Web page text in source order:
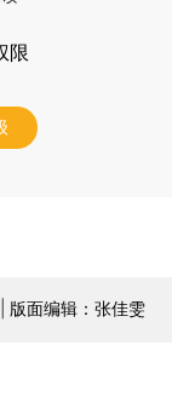
限
版面编辑：张佳雯